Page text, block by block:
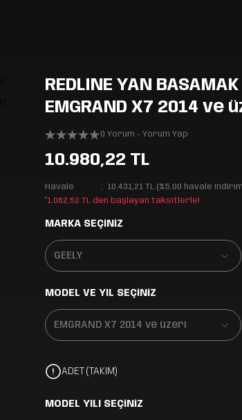
REDLINE YAN BASAMAK
EMGRAND X7 2014 ve
0 Yorum - Yorum Yap
10.980,22 TL
Havale
10.431,21 TL (%5,00 havale
*1.062,52 TL den başlayan taksitlerle!
MARKA SEÇİNİZ
MODEL VE YIL SEÇİNİZ
ADET (TAKIM)
MODEL YILI SEÇİNİZ